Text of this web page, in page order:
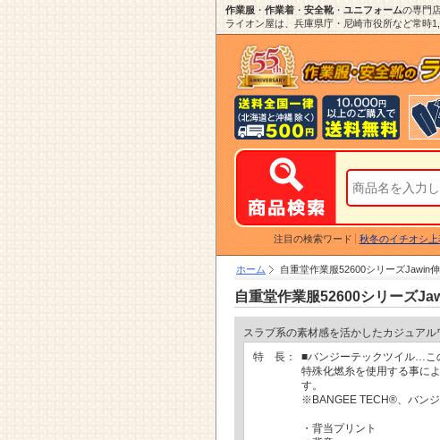
作業服 ・ 作業着 ・ 安全靴・ ユニフォームの専門
ライオン屋は、兵庫県庁・尼崎市役所など常時
注目の検索ワード 秋冬のイチオシ上
ホーム 自重堂作業服52600シリーズJawin
自重堂作業服52600シリーズ
スラブ系の素材感を活かしたカジュアル
特 長：
■バンジーテックツイル…こ
特殊化燃糸を使用する事に
す。
※BANGEE TECH®、バンジ
・背当プリント